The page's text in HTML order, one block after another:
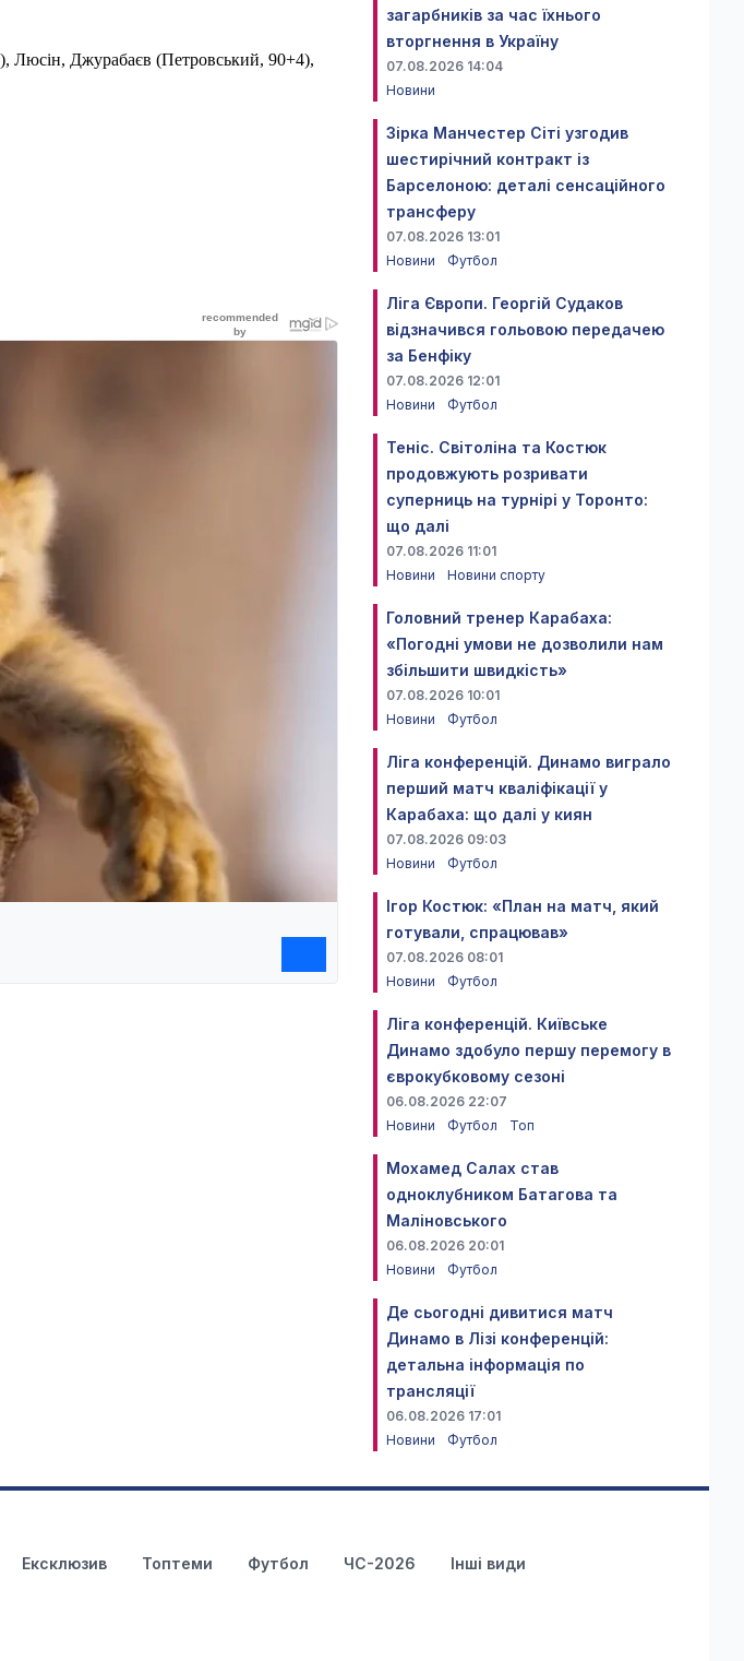
Люсін, Джурабаєв (Петровський, 90+4),
загарбників за час їхнього
вторгнення в Україну
07.08.2026 14:04
Новини
Зірка Манчестер Сіті узгодив
шестирічний контракт із
Барселоною: деталі сенсаційного
трансферу
07.08.2026 13:01
Новини
Футбол
Ліга Європи. Георгій Судаков
відзначився гольовою передачею
за Бенфіку
07.08.2026 12:01
Новини
Футбол
Теніс. Світоліна та Костюк
продовжують розривати
суперниць на турнірі у Торонто:
що далі
07.08.2026 11:01
Новини
Новини спорту
Головний тренер Карабаха:
«Погодні умови не дозволили нам
збільшити швидкість»
07.08.2026 10:01
Новини
Футбол
Ліга конференцій. Динамо виграло
перший матч кваліфікації у
Карабаха: що далі у киян
07.08.2026 09:03
Новини
Футбол
Ігор Костюк: «План на матч, який
готували, спрацював»
07.08.2026 08:01
Новини
Футбол
Ліга конференцій. Київське
Динамо здобуло першу перемогу в
єврокубковому сезоні
06.08.2026 22:07
Новини
Футбол Топ
Мохамед Салах став
одноклубником Батагова та
Маліновського
06.08.2026 20:01
Новини
Футбол
Де сьогодні дивитися матч
Динамо в Лізі конференцій:
детальна інформація по
трансляції
06.08.2026 17:01
Новини
Футбол
Ексклюзив Топтеми Футбол ЧС-2026 Інші види